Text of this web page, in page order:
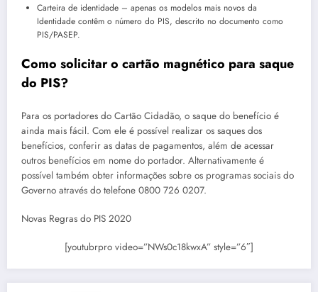
Carteira de identidade – apenas os modelos mais novos da
Identidade contêm o número do PIS, descrito no documento como
PIS/PASEP.
Como solicitar o cartão magnético para saque
do PIS?
Para os portadores do Cartão Cidadão, o saque do benefício é
ainda mais fácil. Com ele é possível realizar os saques dos
benefícios, conferir as datas de pagamentos, além de acessar
outros benefícios em nome do portador. Alternativamente é
possível também obter informações sobre os programas sociais do
Governo através do telefone 0800 726 0207.
Novas Regras do PIS 2020
[youtubrpro video=”NWs0c18kwxA” style=”6″]